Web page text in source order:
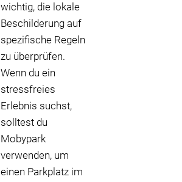
wichtig, die lokale
Beschilderung auf
spezifische Regeln
zu überprüfen.
Wenn du ein
stressfreies
Erlebnis suchst,
solltest du
Mobypark
verwenden, um
einen Parkplatz im